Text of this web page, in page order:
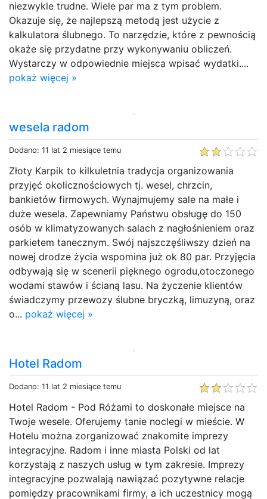
niezwykle trudne. Wiele par ma z tym problem.
Okazuje się, że najlepszą metodą jest użycie z
kalkulatora ślubnego. To narzędzie, które z pewnością
okaże się przydatne przy wykonywaniu obliczeń.
Wystarczy w odpowiednie miejsca wpisać wydatki....
pokaż więcej »
wesela radom
Dodano: 11 lat 2 miesiące temu
Złoty Karpik to kilkuletnia tradycja organizowania
przyjęć okolicznościowych tj. wesel, chrzcin,
bankietów firmowych. Wynajmujemy sale na małe i
duże wesela. Zapewniamy Państwu obsługę do 150
osób w klimatyzowanych salach z nagłośnieniem oraz
parkietem tanecznym. Swój najszczęśliwszy dzień na
nowej drodze życia wspomina już ok 80 par. Przyjęcia
odbywają się w scenerii pięknego ogrodu,otoczonego
wodami stawów i ścianą lasu. Na życzenie klientów
świadczymy przewozy ślubne bryczką, limuzyną, oraz
o... pokaż więcej »
Hotel Radom
Dodano: 11 lat 2 miesiące temu
Hotel Radom - Pod Różami to doskonałe miejsce na
Twoje wesele. Oferujemy tanie noclegi w mieście. W
Hotelu można zorganizować znakomite imprezy
integracyjne. Radom i inne miasta Polski od lat
korzystają z naszych usług w tym zakresie. Imprezy
integracyjne pozwalają nawiązać pozytywne relacje
pomiędzy pracownikami firmy, a ich uczestnicy mogą